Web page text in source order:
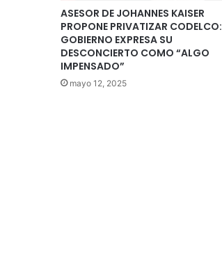
ASESOR DE JOHANNES KAISER
PROPONE PRIVATIZAR CODELCO:
GOBIERNO EXPRESA SU
DESCONCIERTO COMO “ALGO
IMPENSADO”
mayo 12, 2025